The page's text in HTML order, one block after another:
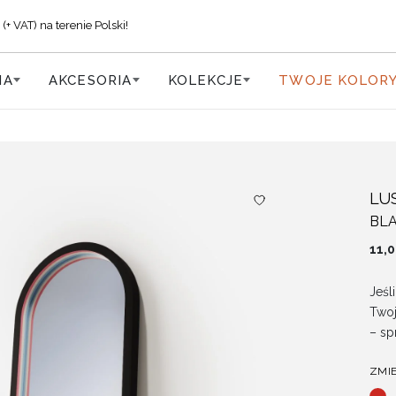
VAT) na terenie Polski!
AKCESORIA KOLEKCJE TWOJE
–